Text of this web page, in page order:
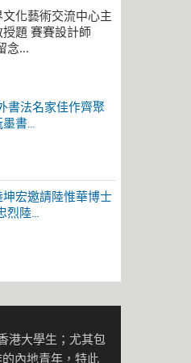
文化藝術交流中心主
授題 賽賽設計師
念...
書法名家佳作齊聚
書...
宏邀請陸惟華博士
烈陸...
港大學生；尤其包
內地青年，特此